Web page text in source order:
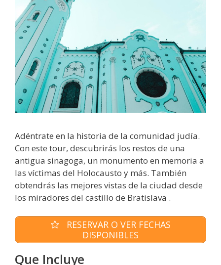
Adéntrate en la historia de la comunidad judía.
Con este tour, descubrirás los restos de una
antigua sinagoga, un monumento en memoria a
las víctimas del Holocausto y más. También
obtendrás las mejores vistas de la ciudad desde
los miradores del castillo de Bratislava .
RESERVAR O VER FECHAS
DISPONIBLES
Que Incluye